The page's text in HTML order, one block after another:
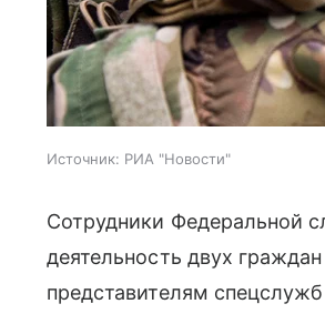
Источник: РИА "Новости"
Сотрудники Федеральной
деятельность двух
представителям